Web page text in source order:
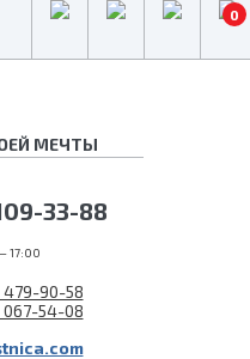
0
33-88
17:00
479-90-58
067-54-08